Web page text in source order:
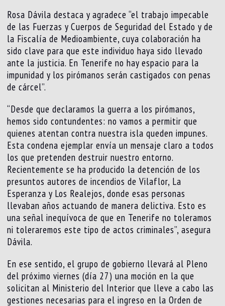
Rosa Dávila destaca y agradece “el trabajo impecable
de las Fuerzas y Cuerpos de Seguridad del Estado y de
la Fiscalía de Medioambiente, cuya colaboración ha
sido clave para que este individuo haya sido llevado
ante la justicia. En Tenerife no hay espacio para la
impunidad y los pirómanos serán castigados con penas
de cárcel”.
“Desde que declaramos la guerra a los pirómanos,
hemos sido contundentes: no vamos a permitir que
quienes atentan contra nuestra isla queden impunes.
Esta condena ejemplar envía un mensaje claro a todos
los que pretenden destruir nuestro entorno.
Recientemente se ha producido la detención de los
presuntos autores de incendios de Vilaflor, La
Esperanza y Los Realejos, donde esas personas
llevaban años actuando de manera delictiva. Esto es
una señal inequívoca de que en Tenerife no toleramos
ni toleraremos este tipo de actos criminales”, asegura
Dávila.
En ese sentido, el grupo de gobierno llevará al Pleno
del próximo viernes (día 27) una moción en la que
solicitan al Ministerio del Interior que lleve a cabo las
gestiones necesarias para el ingreso en la Orden de